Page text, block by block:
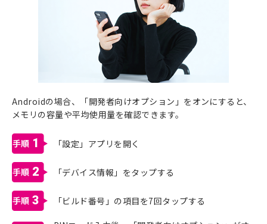
Androidの場合、「開発者向けオプション」をオンにすると、
メモリの容量や平均使用量を確認できます。
1 「設定」アプリを開く
2 「デバイス情報」をタップする
3 「ビルド番号」の項目を7回タップする